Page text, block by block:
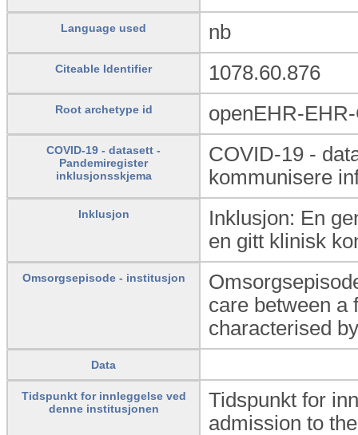
Language used nb
Citeable Identifier 1078.60.876
Root archetype id openEHR-
COVID-19 - datasett -
Pandemiregister
inklusjonsskjema
COVID-19 -
kommunisere
Inklusjon
Inklusjon: En
en gitt klinisk
Omsorgsepisode - institusjon
care between a
characterised
Data
Tidspunkt for innleggelse ved
denne institusjonen
Tidspunkt for
admission to